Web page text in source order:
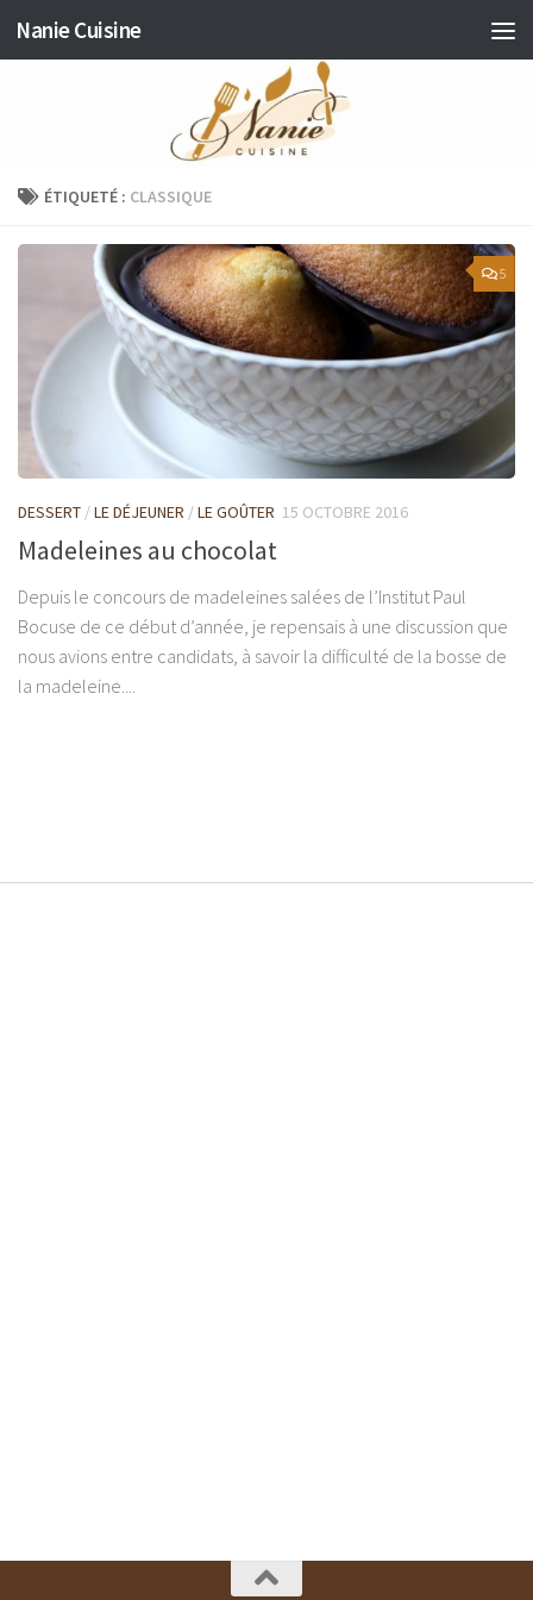
Skip to content
Nanie Cuisine
ÉTIQUETÉ : CLASSIQUE
5
DESSERT /LE DÉJEUNER /LE GOÛTER 15 OCTOBRE 2016
Madeleines au chocolat
Depuis le concours de madeleines salées de l’Institut Paul
Bocuse de ce début d’année, je repensais à une discussion que
nous avions entre candidats, à savoir la difficulté de la bosse de
la madeleine....